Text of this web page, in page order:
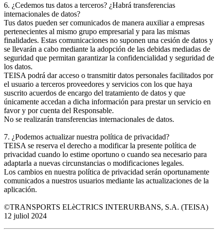
6. ¿Cedemos tus datos a terceros? ¿Habrá transferencias
internacionales de datos?
Tus datos pueden ser comunicados de manera auxiliar a empresas
pertenecientes al mismo grupo empresarial y para las mismas
finalidades. Estas comunicaciones no suponen una cesión de datos y
se llevarán a cabo mediante la adopción de las debidas mediadas de
seguridad que permitan garantizar la confidencialidad y seguridad de
los datos.
TEISA podrá dar acceso o transmitir datos personales facilitados por
el usuario a terceros proveedores y servicios con los que haya
suscrito acuerdos de encargo del tratamiento de datos y que
únicamente accedan a dicha información para prestar un servicio en
favor y por cuenta del Responsable.
No se realizarán transferencias internacionales de datos.
7. ¿Podemos actualizar nuestra política de privacidad?
TEISA se reserva el derecho a modificar la presente política de
privacidad cuando lo estime oportuno o cuando sea necesario para
adaptarla a nuevas circunstancias o modificaciones legales.
Los cambios en nuestra política de privacidad serán oportunamente
comunicados a nuestros usuarios mediante las actualizaciones de la
aplicación.
©TRANSPORTS ELèCTRICS INTERURBANS, S.A. (TEISA)
12 juliol 2024